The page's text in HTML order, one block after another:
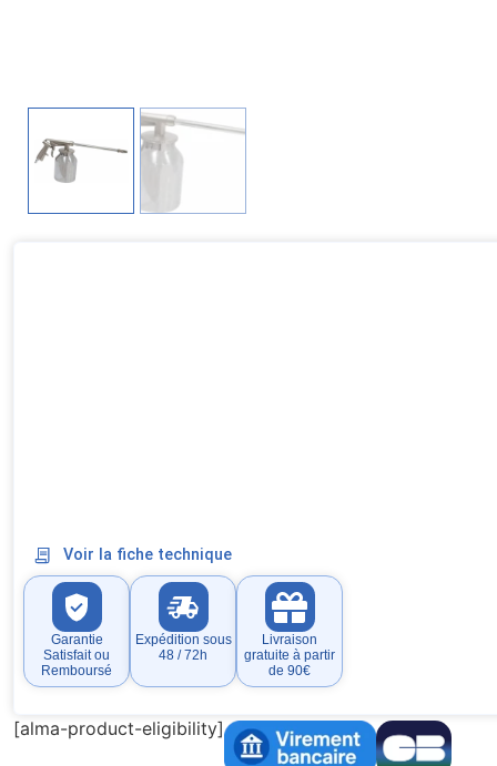
Voir la fiche technique
Garantie
Satisfait ou
Remboursé
Expédition sous
48 / 72h
Livraison
gratuite à partir
de 90€
[alma-product-eligibility]